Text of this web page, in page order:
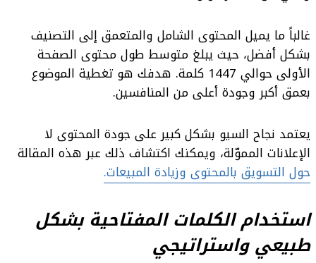
غالباً ما يميل المحتوى الشامل والمتعمق إلى التصنيف
بشكل أفضل، حيث يبلغ متوسط طول محتوى الصفحة
الأولى حوالي 1447 كلمة. هدفك هو تغطية الموضوع
بعمق أكبر وجودة أعلى من المنافسين.
يعتمد نجاح السيو بشكل كبير على جودة المحتوى لا
الإعلانات المموّلة، ويمكنك اكتشاف ذلك عبر هذه المقالة
حول التسويق بالمحتوى وزيادة المبيعات.
استخدام الكلمات المفتاحية بشكل
طبيعي واستراتيجي